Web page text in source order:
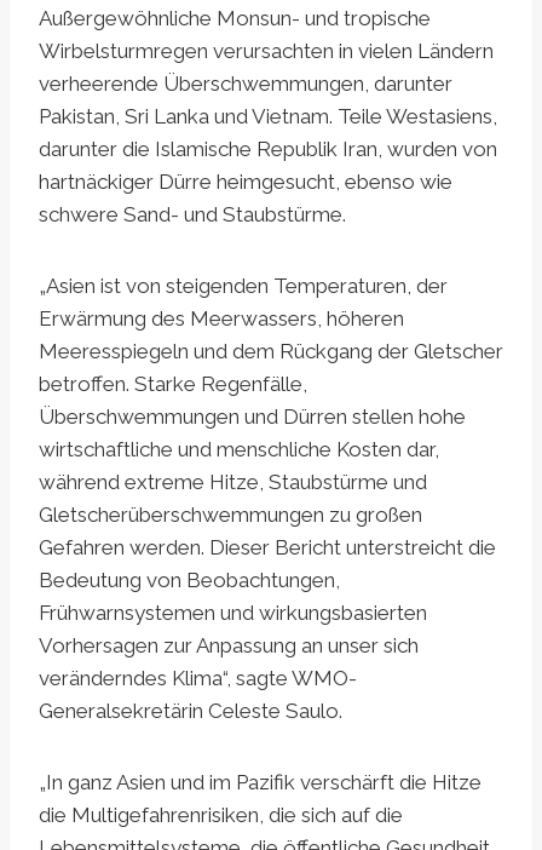
Außergewöhnliche Monsun- und tropische
Wirbelsturmregen verursachten in vielen Ländern
verheerende Überschwemmungen, darunter
Pakistan, Sri Lanka und Vietnam. Teile Westasiens,
darunter die Islamische Republik Iran, wurden von
hartnäckiger Dürre heimgesucht, ebenso wie
schwere Sand- und Staubstürme.
„Asien ist von steigenden Temperaturen, der
Erwärmung des Meerwassers, höheren
Meeresspiegeln und dem Rückgang der Gletscher
betroffen. Starke Regenfälle,
Überschwemmungen und Dürren stellen hohe
wirtschaftliche und menschliche Kosten dar,
während extreme Hitze, Staubstürme und
Gletscherüberschwemmungen zu großen
Gefahren werden. Dieser Bericht unterstreicht die
Bedeutung von Beobachtungen,
Frühwarnsystemen und wirkungsbasierten
Vorhersagen zur Anpassung an unser sich
veränderndes Klima“, sagte WMO-
Generalsekretärin Celeste Saulo.
„In ganz Asien und im Pazifik verschärft die Hitze
die Multigefahrenrisiken, die sich auf die